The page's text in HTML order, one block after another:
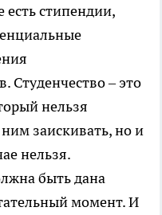
есть стипендии,
Студенчество – это
нельзя
заискивать, но и
нельзя.
быть дана
момент. И